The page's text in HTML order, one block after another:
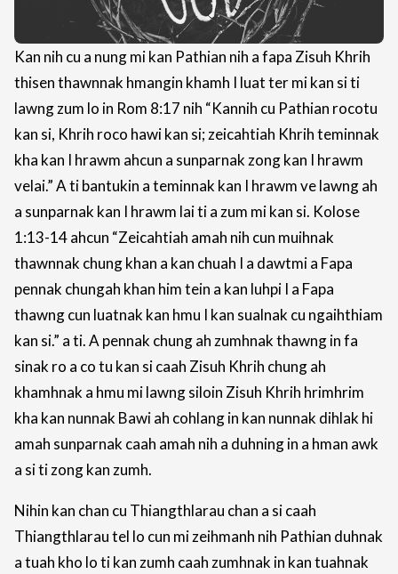
Kan nih cu a nung mi kan Pathian nih a fapa Zisuh Khrih
thisen thawnnak hmangin khamh I luat ter mi kan si ti
lawng zum lo in Rom 8:17 nih “Kannih cu Pathian rocotu
kan si, Khrih roco hawi kan si; zeicahtiah Khrih teminnak
kha kan I hrawm ahcun a sunparnak zong kan I hrawm
velai.” A ti bantukin a teminnak kan I hrawm ve lawng ah
a sunparnak kan I hrawm lai ti a zum mi kan si. Kolose
1:13-14 ahcun “Zeicahtiah amah nih cun muihnak
thawnnak chung khan a kan chuah I a dawtmi a Fapa
pennak chungah khan him tein a kan luhpi I a Fapa
thawng cun luatnak kan hmu I kan sualnak cu ngaihthiam
kan si.” a ti. A pennak chung ah zumhnak thawng in fa
sinak ro a co tu kan si caah Zisuh Khrih chung ah
khamhnak a hmu mi lawng siloin Zisuh Khrih hrimhrim
kha kan nunnak Bawi ah cohlang in kan nunnak dihlak hi
amah sunparnak caah amah nih a duhning in a hman awk
a si ti zong kan zumh.
Nihin kan chan cu Thiangthlarau chan a si caah
Thiangthlarau tel lo cun mi zeihmanh nih Pathian duhnak
a tuah kho lo ti kan zumh caah zumhnak in kan tuahnak